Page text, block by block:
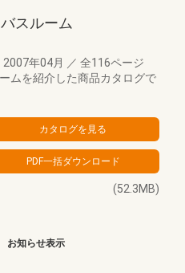
スルーム
2007年04月 ／ 全116ページ
ムを紹介した商品カタログで
(52.3MB)
お知らせ表示